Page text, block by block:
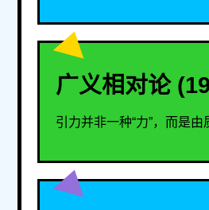
广义相对论
引力并非一种“力”，而是